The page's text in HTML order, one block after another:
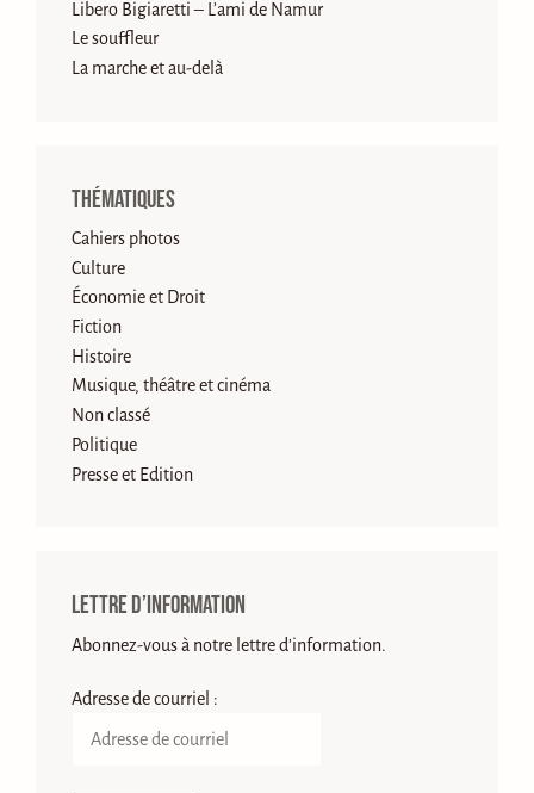
Libero Bigiaretti – L’ami de Namur
Le souffleur
La marche et au-delà
Thématiques
Cahiers photos
Culture
Économie et Droit
Fiction
Histoire
Musique, théâtre et cinéma
Non classé
Politique
Presse et Edition
Lettre d’information
Abonnez-vous à notre lettre d'information.
Adresse de courriel :